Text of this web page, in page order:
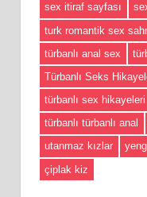
sex itiraf sayfası
turk romantik sex
türbanlı anal sex
Türbanlı Seks
türbanlı sex hikayeleri
türbanlı türbanlı anal
utanmaz kızlar
çiplak kiz